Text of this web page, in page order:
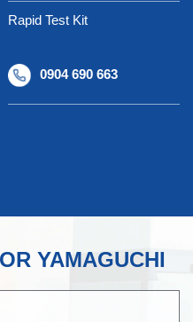
Rapid Test Kit
0904 690 663
YAMAGUCHI